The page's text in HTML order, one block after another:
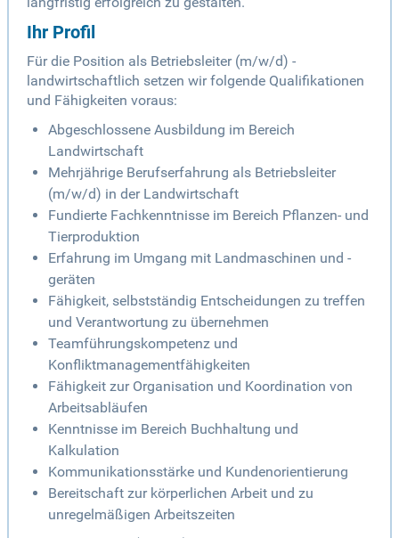
Ihr Profil
Für die Position als Betriebsleiter (m/w/d) -
landwirtschaftlich setzen wir folgende Qualifikationen
und Fähigkeiten voraus:
Abgeschlossene Ausbildung im Bereich
Landwirtschaft
Mehrjährige Berufserfahrung als Betriebsleiter
(m/w/d) in der Landwirtschaft
Fundierte Fachkenntnisse im Bereich Pflanzen- und
Tierproduktion
Erfahrung im Umgang mit Landmaschinen und -
geräten
Fähigkeit, selbstständig Entscheidungen zu treffen
und Verantwortung zu übernehmen
Teamführungskompetenz und
Konfliktmanagementfähigkeiten
Fähigkeit zur Organisation und Koordination von
Arbeitsabläufen
Kenntnisse im Bereich Buchhaltung und
Kalkulation
Kommunikationsstärke und Kundenorientierung
Bereitschaft zur körperlichen Arbeit und zu
unregelmäßigen Arbeitszeiten